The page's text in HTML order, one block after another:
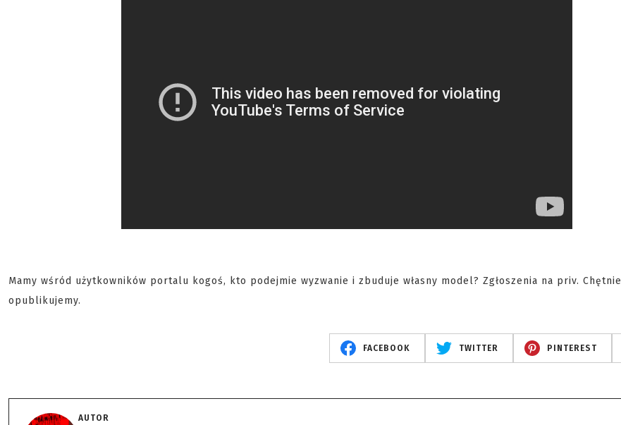
Mamy wśród użytkowników portalu kogoś, kto podejmie wyzwanie i zbuduje własny model? Zgłoszenia na priv. Chętnie
opublikujemy.
FACEBOOK TWITTER PINTEREST
AUTOR